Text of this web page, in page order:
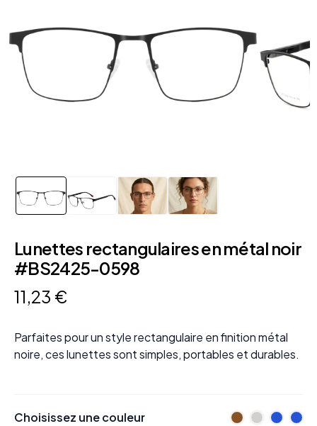
Lunettes rectangulaires en métal noir
#BS2425-0598
11,23 €
Parfaites pour un style rectangulaire en finition métal
noire, ces lunettes sont simples, portables et durables.
Choisissez une couleur